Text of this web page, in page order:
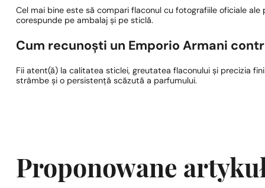
Cel mai bine este să compari flaconul cu fotografiile oficiale
corespunde pe ambalaj și pe sticlă.
Cum recunoști un Emporio Armani
Fii atent(ă) la calitatea sticlei, greutatea flaconului și precizia
strâmbe și o persistență scăzută a parfumului.
Proponowane